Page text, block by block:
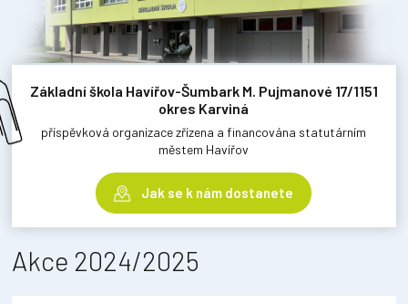
Základní škola Havířov-Šumbark M. Pujmanové 17/1151
okres Karviná
příspěvková organizace zřízena a financována statutárním
městem Havířov
Jak se k nám dostanete
Akce 2024/2025